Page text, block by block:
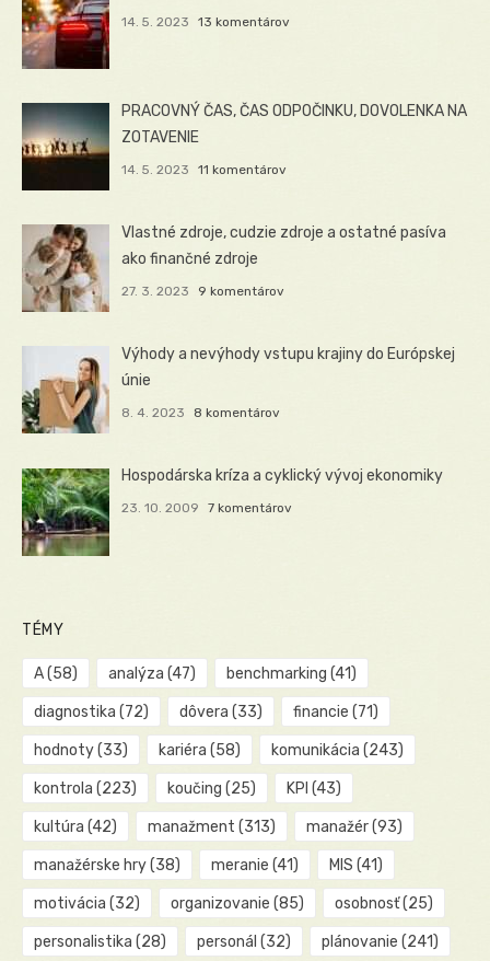
14. 5. 2023 13 komentárov
PRACOVNÝ ČAS, ČAS ODPOČINKU, DOVOLENKA NA
ZOTAVENIE
14. 5. 2023 11 komentárov
Vlastné zdroje, cudzie zdroje a ostatné pasíva
ako finančné zdroje
27. 3. 2023 9 komentárov
Výhody a nevýhody vstupu krajiny do Európskej
únie
8. 4. 2023 8 komentárov
Hospodárska kríza a cyklický vývoj ekonomiky
23. 10. 2009 7 komentárov
TÉMY
A(58) analýza (47) benchmarking (41)
diagnostika (72) dôvera (33) financie (71)
hodnoty(33) kariéra (58) komunikácia (243)
kontrola (223) koučing (25) KPI (43)
kultúra (42) manažment (313) manažér(93)
manažérske hry(38) meranie (41) MIS (41)
motivácia (32) organizovanie (85) osobnosť(25)
personalistika (28) personál (32) plánovanie (241)